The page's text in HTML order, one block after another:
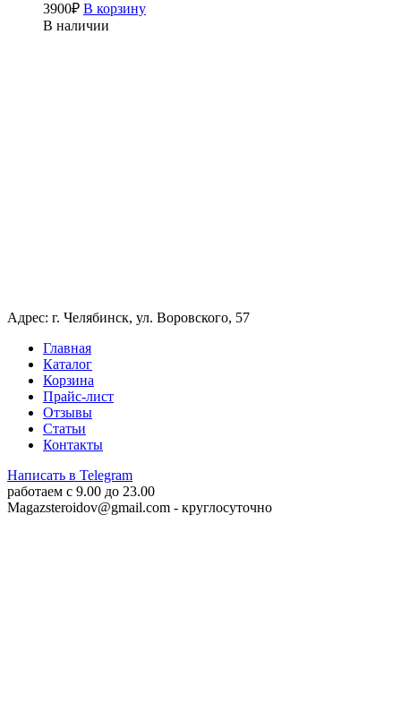
3900₽ В корзину
В наличии
Адрес: г. Челябинск, ул. Воровского, 57
Главная
Каталог
Корзина
Прайс-лист
Отзывы
Статьи
Контакты
Написать в Telegram
работаем c 9.00 до 23.00
Magazsteroidov@gmail.com - круглосуточно